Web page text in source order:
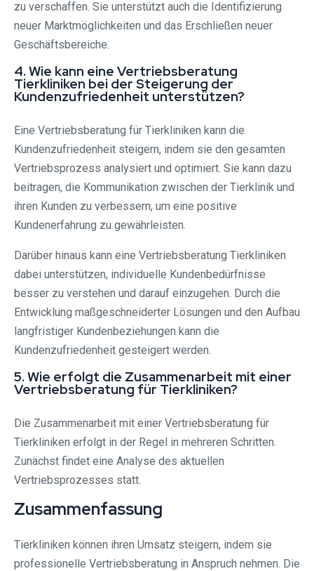
zu verschaffen. Sie unterstützt auch die Identifizierung
neuer Marktmöglichkeiten und das Erschließen neuer
Geschäftsbereiche.
4. Wie kann eine Vertriebsberatung
Tierkliniken bei der Steigerung der
Kundenzufriedenheit unterstützen?
Eine Vertriebsberatung für Tierkliniken kann die
Kundenzufriedenheit steigern, indem sie den gesamten
Vertriebsprozess analysiert und optimiert. Sie kann dazu
beitragen, die Kommunikation zwischen der Tierklinik und
ihren Kunden zu verbessern, um eine positive
Kundenerfahrung zu gewährleisten.
Darüber hinaus kann eine Vertriebsberatung Tierkliniken
dabei unterstützen, individuelle Kundenbedürfnisse
besser zu verstehen und darauf einzugehen. Durch die
Entwicklung maßgeschneiderter Lösungen und den Aufbau
langfristiger Kundenbeziehungen kann die
Kundenzufriedenheit gesteigert werden.
5. Wie erfolgt die Zusammenarbeit mit einer
Vertriebsberatung für Tierkliniken?
Die Zusammenarbeit mit einer Vertriebsberatung für
Tierkliniken erfolgt in der Regel in mehreren Schritten.
Zunächst findet eine Analyse des aktuellen
Vertriebsprozesses statt.
Zusammenfassung
Tierkliniken können ihren Umsatz steigern, indem sie
professionelle Vertriebsberatung in Anspruch nehmen. Die